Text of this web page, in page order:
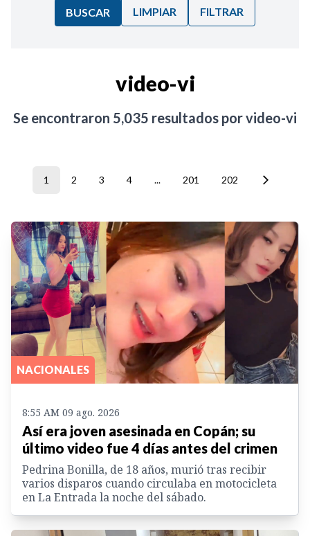
BUSCAR LIMPIAR FILTRAR
video-vi
Se encontraron 5,035 resultados porvideo-vi
1 2 3 4 ... 201 202
NACIONALES
8:55 AM 09 ago. 2026
Así era joven asesinada en Copán; su
último video fue 4 días antes del crimen
Pedrina Bonilla, de 18 años, murió tras recibir
varios disparos cuando circulaba en motocicleta
en La Entrada la noche del sábado.